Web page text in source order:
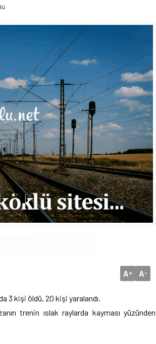
A+ A-
3 kişi öldü, 20 kişi yaralandı.
trenin ıslak raylarda kayması yüzünden